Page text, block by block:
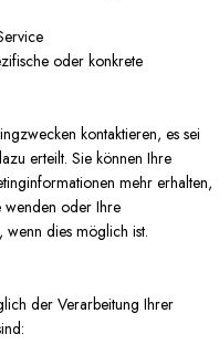
oder konkrete
kontaktieren, es sei
erteilt. Sie können Ihre
mehr erhalten,
wenden oder Ihre
wenn dies möglich ist.
der Verarbeitung Ihrer